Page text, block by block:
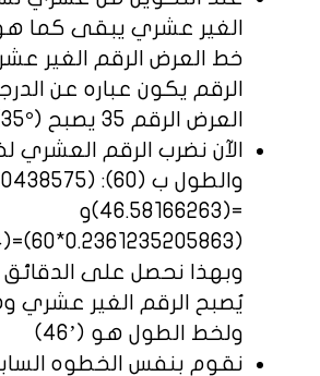
الغير عشري يبقى كما
الرقم يكون عباره عن
العرض الرقم 35 يصبح (
°
35)
الآن نضرب الرقم
=(46.58166263)و
وبهذا نحصل على
ولخط الطول هو (’46)
نقوم بنفس الخطوه